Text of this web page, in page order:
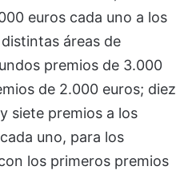
euros cada uno a los
áreas de
premios de 3.000
de 2.000 euros; diez
siete premios a los
uno, para los
los primeros premios